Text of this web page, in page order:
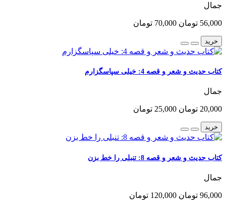
جمال
56,000 تومان 70,000 تومان
خرید
کتاب حدیث و شعر و قصه 4: خیلی سپاسگزارم
جمال
20,000 تومان 25,000 تومان
خرید
کتاب حدیث و شعر و قصه 8: تنبلی را خط بزن
جمال
96,000 تومان 120,000 تومان